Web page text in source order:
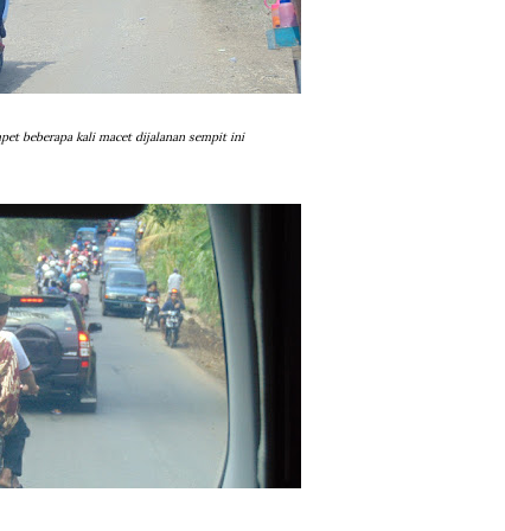
beberapa kali macet dijalanan sempit ini